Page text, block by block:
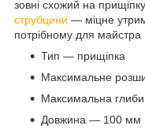
зовні схожий на
струбцини — міцне
потрібному для майстра
Тип — прищіпка
Максимальне
Максимальна
Довжина — 100 мм